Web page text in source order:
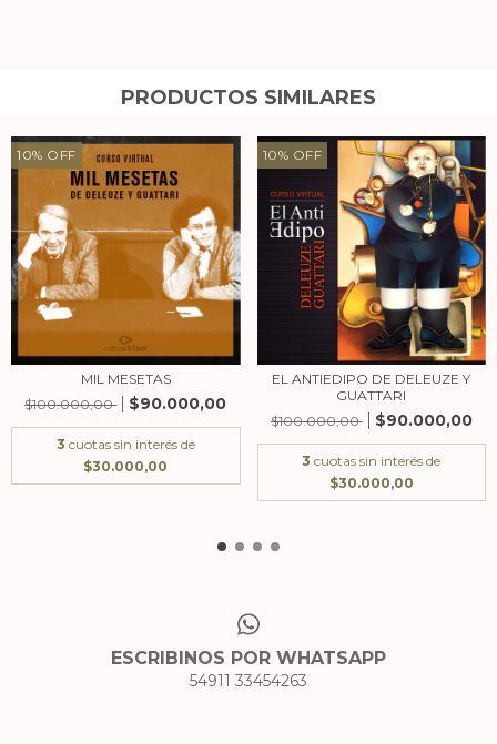
PRODUCTOS SIMILARES
10% OFF
MIL MESETAS
$100.000,00
$90.000,00
3 cuotas sin interés de
$30.000,00
10% OFF
EL ANTIEDIPO DE DELEUZE Y
GUATTARI
$100.000,00
$90.000,00
3 cuotas sin interés de
$30.000,00
ESCRIBINOS POR WHATSAPP
54911 33454263